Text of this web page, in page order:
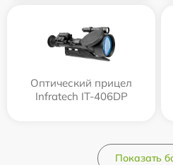
Оптический прицел
Infratech IT-406DP
Показать